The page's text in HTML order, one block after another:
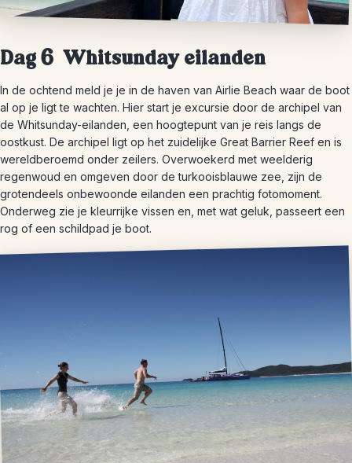
Dag 6 Whitsunday eilanden
In de ochtend meld je je in de haven van Airlie Beach waar de boot
al op je ligt te wachten. Hier start je excursie door de archipel van
de Whitsunday-eilanden, een hoogtepunt van je reis langs de
oostkust. De archipel ligt op het zuidelijke Great Barrier Reef en is
wereldberoemd onder zeilers. Overwoekerd met weelderig
regenwoud en omgeven door de turkooisblauwe zee, zijn de
grotendeels onbewoonde eilanden een prachtig fotomoment.
Onderweg zie je kleurrijke vissen en, met wat geluk, passeert een
rog of een schildpad je boot.